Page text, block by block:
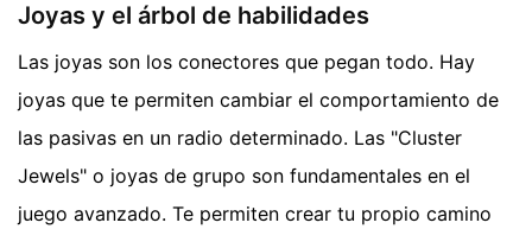
Joyas y el árbol de habilidades
Las joyas son los conectores que pegan todo. Hay
joyas que te permiten cambiar el comportamiento de
las pasivas en un radio determinado. Las "Cluster
Jewels" o joyas de grupo son fundamentales en el
juego avanzado. Te permiten crear tu propio camino